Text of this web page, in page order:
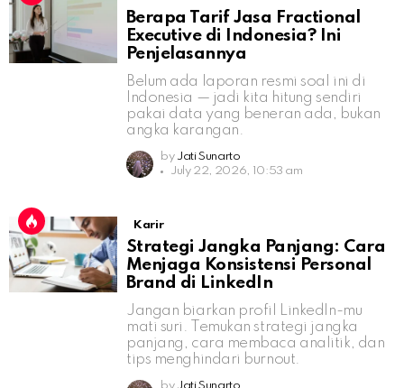
Berapa Tarif Jasa Fractional
Executive di Indonesia? Ini
Penjelasannya
Belum ada laporan resmi soal ini di
Indonesia — jadi kita hitung sendiri
pakai data yang beneran ada, bukan
angka karangan.
by Jati Sunarto
July 22, 2026, 10:53 am
Karir
Strategi Jangka Panjang: Cara
Menjaga Konsistensi Personal
Brand di LinkedIn
Jangan biarkan profil LinkedIn-mu
mati suri. Temukan strategi jangka
panjang, cara membaca analitik, dan
tips menghindari burnout.